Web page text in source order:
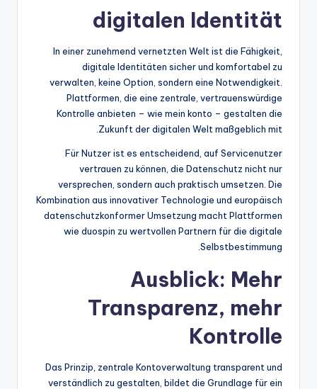
digitalen Identität
In einer zunehmend vernetzten Welt ist die Fähigkeit,
digitale Identitäten sicher und komfortabel zu
verwalten, keine Option, sondern eine Notwendigkeit.
Plattformen, die eine zentrale, vertrauenswürdige
Kontrolle anbieten – wie mein konto – gestalten die
Zukunft der digitalen Welt maßgeblich mit.
Für Nutzer ist es entscheidend, auf Servicenutzer
vertrauen zu können, die Datenschutz nicht nur
versprechen, sondern auch praktisch umsetzen. Die
Kombination aus innovativer Technologie und europäisch
datenschutzkonformer Umsetzung macht Plattformen
wie duospin zu wertvollen Partnern für die digitale
Selbstbestimmung.
Ausblick: Mehr
Transparenz, mehr
Kontrolle
Das Prinzip, zentrale Kontoverwaltung transparent und
verständlich zu gestalten, bildet die Grundlage für ein